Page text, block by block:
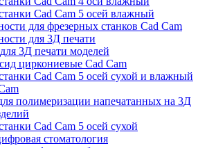
Cad Cam 5 осей влажный
для фрезерных станков Cad Cam
для 3Д печати
3Д печати моделей
циркониевые Cad Cam
Cad Cam 5 осей сухой и влажный
полимеризации напечатанных на 3Д
Cad Cam 5 осей сухой
стоматология